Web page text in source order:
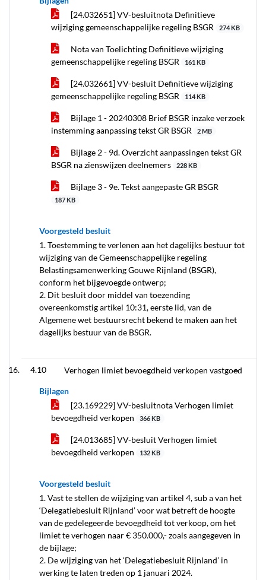
[24.032651] VV-besluitnota Definitieve
wijziging gemeenschappelijke regeling BSGR
274 KB
Nota van Toelichting Definitieve wijziging
gemeenschappelijke regeling BSGR
161 KB
[24.032661] VV-besluit Definitieve wijziging
gemeenschappelijke regeling BSGR
114 KB
Bijlage 1 - 20240308 Brief BSGR inzake verzoek
instemming aanpassing tekst GR BSGR
2 MB
Bijlage 2 - 9d. Overzicht aanpassingen tekst GR
BSGR na zienswijzen deelnemers
228 KB
Bijlage 3 - 9e. Tekst aangepaste GR BSGR
187 KB
Voorgesteld besluit
1. Toestemming te verlenen aan het dagelijks bestuur tot
wijziging van de Gemeenschappelijke regeling
Belastingsamenwerking Gouwe Rijnland (BSGR),
conform het bijgevoegde ontwerp;
2. Dit besluit door middel van toezending
overeenkomstig artikel 10:31, eerste lid, van de
Algemene wet bestuursrecht bekend te maken aan het
dagelijks bestuur van de BSGR.
4.10 Verhogen limiet bevoegdheid verkopen vastgoed
Bijlagen
[23.169229] VV-besluitnota Verhogen limiet
bevoegdheid verkopen
366 KB
[24.013685] VV-besluit Verhogen limiet
bevoegdheid verkopen
132 KB
Voorgesteld besluit
1. Vast te stellen de wijziging van artikel 4, sub a van het
‘Delegatiebesluit Rijnland’ voor wat betreft de hoogte
van de gedelegeerde bevoegdheid tot verkoop, om het
limiet te verhogen naar € 350.000,- zoals aangegeven in
de bijlage;
2. De wijziging van het ‘Delegatiebesluit Rijnland’ in
werking te laten treden op 1 januari 2024.